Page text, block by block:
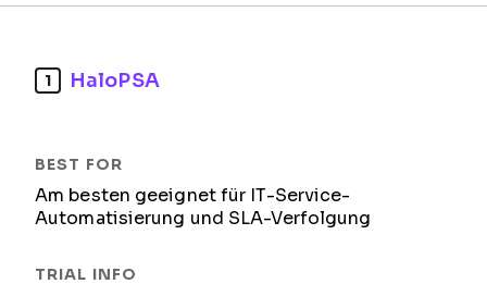
1 HaloPSA
Am besten geeignet für IT-Service-
Automatisierung und SLA-Verfolgung